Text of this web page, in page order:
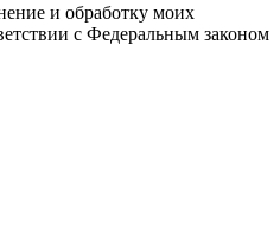
и обработку моих
с Федеральным законом